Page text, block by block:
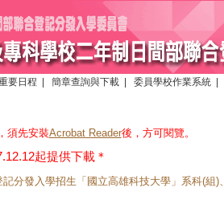
要日程 簡章查詢與下載 委員學校作業系統
須先安裝Acrobat Reader後，方可閱覽。
起提供下載＊
分發入學招生「國立高雄科技大學」系科(組)